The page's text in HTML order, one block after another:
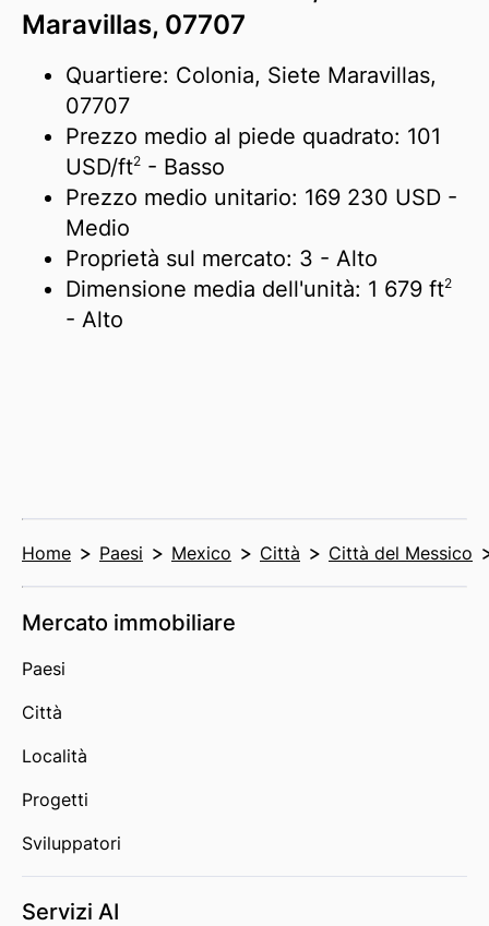
Maravillas, 07707
Quartiere: Colonia, Siete Maravillas,
07707
Prezzo medio al piede quadrato: 101
USD/ft2 - Basso
Prezzo medio unitario: 169 230 USD -
Medio
Proprietà sul mercato: 3 - Alto
Dimensione media dell'unità: 1 679 ft2
- Alto
Home Paesi Mexico Città Città del Messico
Mercato immobiliare
Paesi
Città
Località
Progetti
Sviluppatori
Servizi AI